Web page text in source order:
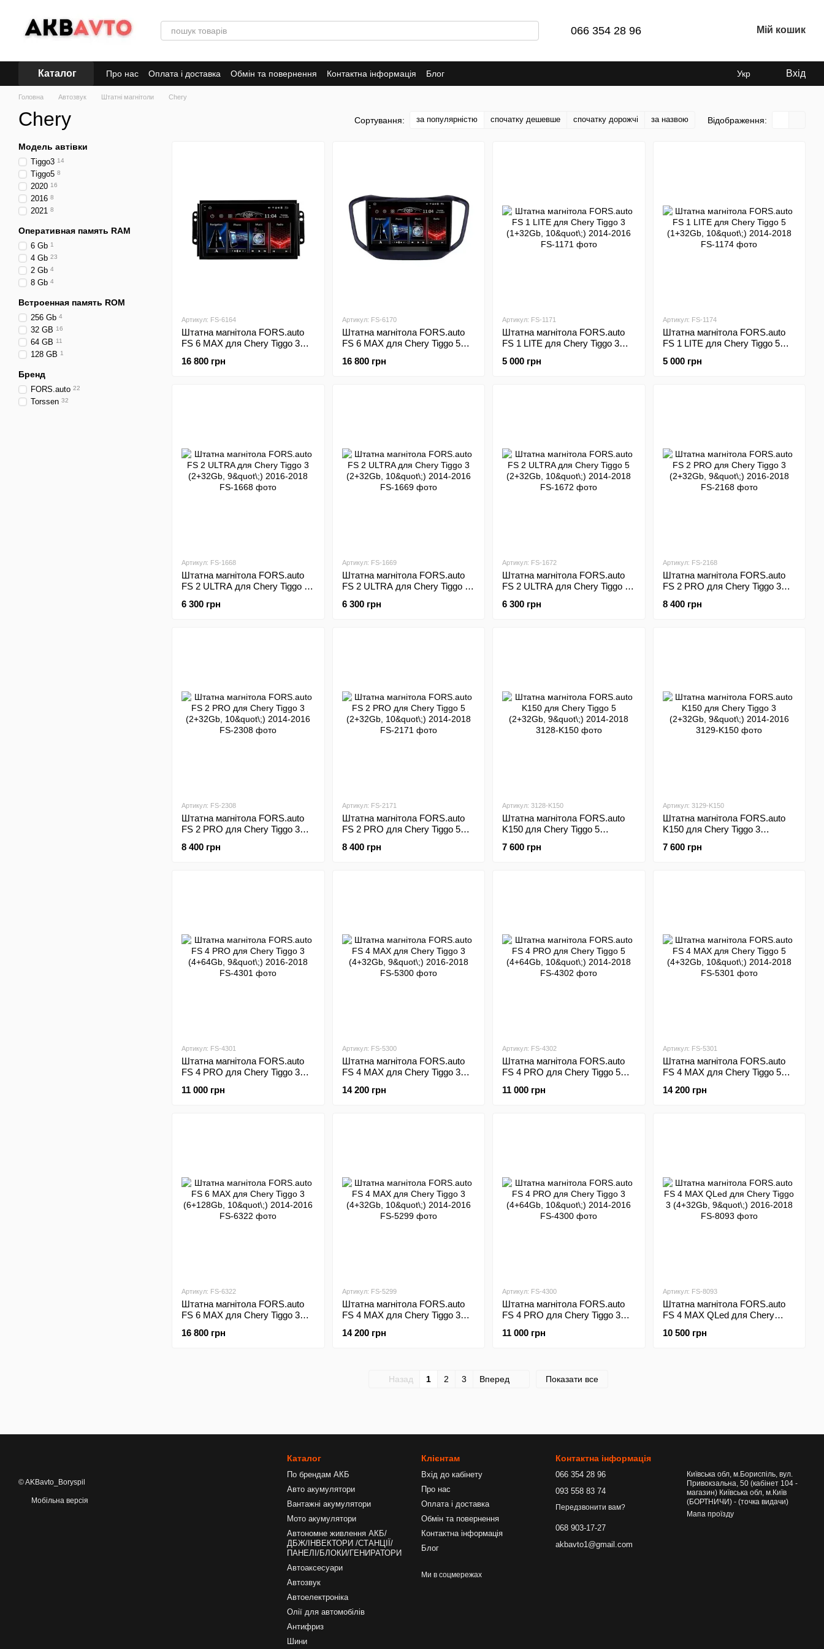
066 354 28 96 Мій кошик
Каталог Про нас Оплата і доставка Обмін та повернення Контактна інформація Блог Укр Вхід
Головна Автозвук Штатні магнітоли Chery
Chery Сортування: за популярністю спочатку дешевше спочатку дорожчі за назвою Відображення:
Артикул: FS-6164
Штатна магнітола FORS.auto
FS 6 MAX для Chery Tiggo 3
16 800 грн
Артикул: FS-6170
Штатна магнітола FORS.auto
FS 6 MAX для Chery Tiggo 5
16 800 грн
Артикул: FS-1171
Штатна магнітола FORS.auto
FS 1 LITE для Chery Tiggo 3
5 000 грн
Артикул: FS-1174
Штатна магнітола FORS.auto
FS 1 LITE для Chery Tiggo 5
5 000 грн
Артикул: FS-1668
Штатна магнітола FORS.auto
FS 2 ULTRA для Chery Tiggo 3
6 300 грн
Артикул: FS-1669
Штатна магнітола FORS.auto
FS 2 ULTRA для Chery Tiggo 3
6 300 грн
Артикул: FS-1672
Штатна магнітола FORS.auto
FS 2 ULTRA для Chery Tiggo 5
6 300 грн
Артикул: FS-2168
Штатна магнітола FORS.auto
FS 2 PRO для Chery Tiggo 3
8 400 грн
Артикул: FS-2308
Штатна магнітола FORS.auto
FS 2 PRO для Chery Tiggo 3
8 400 грн
Артикул: FS-2171
Штатна магнітола FORS.auto
FS 2 PRO для Chery Tiggo 5
8 400 грн
Артикул: 3128-K150
Штатна магнітола FORS.auto
K150 для Chery Tiggo 5
7 600 грн
Артикул: 3129-K150
Штатна магнітола FORS.auto
K150 для Chery Tiggo 3
7 600 грн
Артикул: FS-4301
Штатна магнітола FORS.auto
FS 4 PRO для Chery Tiggo 3
11 000 грн
Артикул: FS-5300
Штатна магнітола FORS.auto
FS 4 MAX для Chery Tiggo 3
14 200 грн
Артикул: FS-4302
Штатна магнітола FORS.auto
FS 4 PRO для Chery Tiggo 5
11 000 грн
Артикул: FS-5301
Штатна магнітола FORS.auto
FS 4 MAX для Chery Tiggo 5
14 200 грн
Артикул: FS-6322
Штатна магнітола FORS.auto
FS 6 MAX для Chery Tiggo 3
16 800 грн
Артикул: FS-5299
Штатна магнітола FORS.auto
FS 4 MAX для Chery Tiggo 3
14 200 грн
Артикул: FS-4300
Штатна магнітола FORS.auto
FS 4 PRO для Chery Tiggo 3
11 000 грн
Артикул: FS-8093
Штатна магнітола FORS.auto
FS 4 MAX QLed для Chery
10 500 грн
Назад 1 2 3 Вперед Показати все
Модель автівки
Tiggo3 14
Tiggo5 8
2020 16
2016 8
2021 8
Оперативная память RAM
6 Gb 1
4 Gb 23
2 Gb 4
8 Gb 4
Встроенная память ROM
256 Gb 4
32 GB 16
64 GB 11
128 GB 1
Бренд
FORS.auto 22
Torssen 32
© AKBavto_Boryspil
Мобільна версія
Каталог
По брендам АКБ
Авто акумулятори
Вантажні акумулятори
Мото акумулятори
Автономне живлення АКБ/
ДБЖ/ІНВЕКТОРИ /СТАНЦІЇ/
ПАНЕЛІ/БЛОКИ/ГЕНИРАТОРИ
Автоаксесуари
Автозвук
Автоелектроніка
Олії для автомобілів
Антифриз
Шини
Клієнтам
Вхід до кабінету
Про нас
Оплата і доставка
Обмін та повернення
Контактна інформація
Блог
Ми в соцмережах
Контактна інформація
066 354 28 96
093 558 83 74
Передзвонити вам?
068 903-17-27
akbavto1@gmail.com
Київська обл, м.Бориспіль, вул.
Привокзальна, 50 (кабінет 104 -
магазин) Київська обл, м.Київ
(БОРТНИЧИ) - (точка видачи)
Мапа проїзду